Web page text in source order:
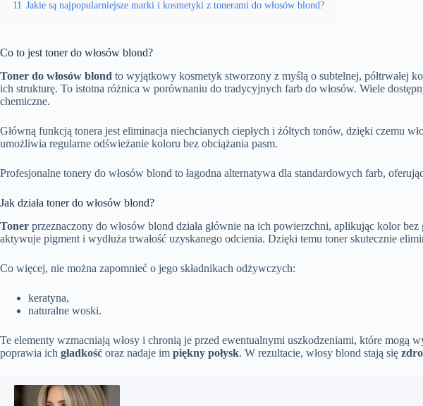
11 Jakie są najpopularniejsze marki i kosmetyki z tonerami do włosów blond?
Co to jest toner do włosów blond?
Toner do włosów blond to wyjątkowy kosmetyk stworzony z myślą o subtelnej, półtrwałej
ich strukturę. To istotna różnica w porównaniu do tradycyjnych farb do włosów. Wiele
chemiczne.
Główną funkcją tonera jest eliminacja niechcianych ciepłych i żółtych tonów, dzięki czemu
umożliwia regularne odświeżanie koloru bez obciążania pasm.
Profesjonalne tonery do włosów blond to łagodna alternatywa dla standardowych farb,
Jak działa toner do włosów blond?
Toner przeznaczony do włosów blond działa głównie na ich powierzchni, aplikując kolor
aktywuje pigment i wydłuża trwałość uzyskanego odcienia. Dzięki temu toner skutecznie
Co więcej, nie można zapomnieć o jego składnikach odżywczych:
keratyna,
naturalne woski.
Te elementy wzmacniają włosy i chronią je przed ewentualnymi uszkodzeniami, które mogą
poprawia ich gładkość oraz nadaje im piękny połysk. W rezultacie, włosy blond stają się